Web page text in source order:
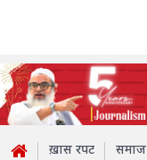
ख़ास रपट समाज